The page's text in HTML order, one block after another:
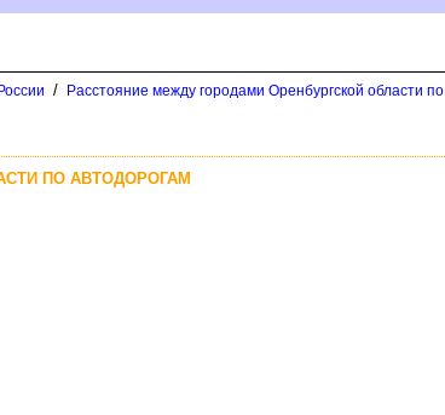
/
Расстояние между городами Оренбургской области по
ПО АВТОДОРОГАМ